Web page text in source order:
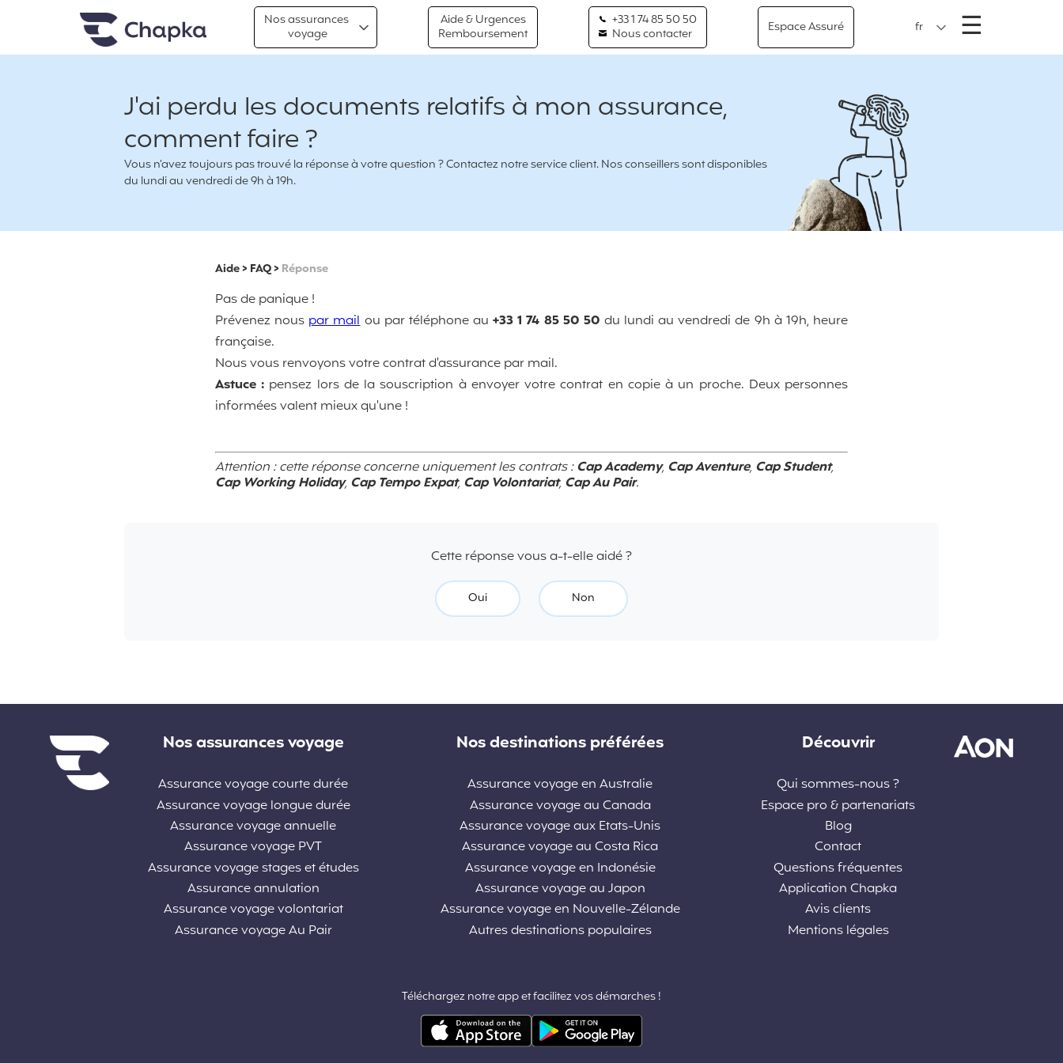
Chapka Assurances VoyagesNos assurances
voyage
Aide & Urgences
Remboursement
+33 1 74 85 50 50
Nous contacter
Espace Assuré fr ☰
J'ai perdu les documents relatifs à mon assurance,
comment faire ?
Vous n’avez toujours pas trouvé la réponse à votre question ? Contactez notre service client. Nos conseillers sont disponibles
du lundi au vendredi de 9h à 19h.
Aide> FAQ> Réponse
Pas de panique !
Prévenez nous par mailou par téléphone au +33 1 74 85 50 50 du lundi au vendredi de 9h à 19h, heure
française.
Nous vous renvoyons votre contrat d'assurance par mail.
Astuce : pensez lors de la souscription à envoyer votre contrat en copie à un proche. Deux personnes
informées valent mieux qu'une !
Attention : cette réponse concerne uniquement les contrats :Cap Academy, Cap Aventure, Cap Student,
Cap Working Holiday, Cap Tempo Expat, Cap Volontariat, Cap Au Pair.
Cette réponse vous a-t-elle aidé ?
Oui Non
Liens divers Nos assurances voyage
Assurance voyage courte durée
Assurance voyage longue durée
Assurance voyage annuelle
Assurance voyage PVT
Assurance voyage stages et études
Assurance annulation
Assurance voyage volontariat
Assurance voyage Au Pair
Nos destinations préférées
Assurance voyage en Australie
Assurance voyage au Canada
Assurance voyage aux Etats-Unis
Assurance voyage au Costa Rica
Assurance voyage en Indonésie
Assurance voyage au Japon
Assurance voyage en Nouvelle-Zélande
Autres destinations populaires
Découvrir
Qui sommes-nous ?
Espace pro & partenariats
Blog
Contact
Questions fréquentes
Application Chapka
Avis clients
Mentions légales
Téléchargez notre app et facilitez vos démarches !